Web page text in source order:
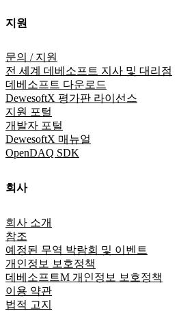
지원
문의 / 지원
전 세계 데베소프트 지사 및 대리점
데베소프트 다운로드
DewesoftX 평가판 라이선스
지원 포털
개발자 포털
DewesoftX 매뉴얼
OpenDAQ SDK
회사
회사 소개
참조
예정된 무역 박람회 및 이벤트
개인정보 보호정책
데베소프트M 개인정보 보호정책
이용 약관
법적 고지